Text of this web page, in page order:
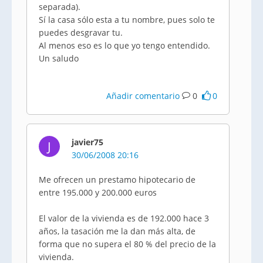
separada).
Sí la casa sólo esta a tu nombre, pues solo te
puedes desgravar tu.
Al menos eso es lo que yo tengo entendido.
Un saludo
Añadir comentario 0 0
J
javier75
30/06/2008 20:16
Me ofrecen un prestamo hipotecario de
entre 195.000 y 200.000 euros
El valor de la vivienda es de 192.000 hace 3
años, la tasación me la dan más alta, de
forma que no supera el 80 % del precio de la
vivienda.